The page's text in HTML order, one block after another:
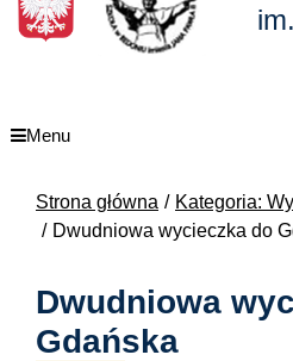
Menu
Strona główna
Kategoria:
Dwudniowa wycieczka do
Dwudniowa
Gdańska